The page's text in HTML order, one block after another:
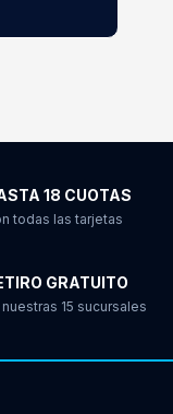
18 CUOTAS
todas las tarjetas
GRATUITO
nuestras 15 sucursales